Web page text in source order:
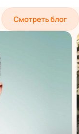
Смотреть блог